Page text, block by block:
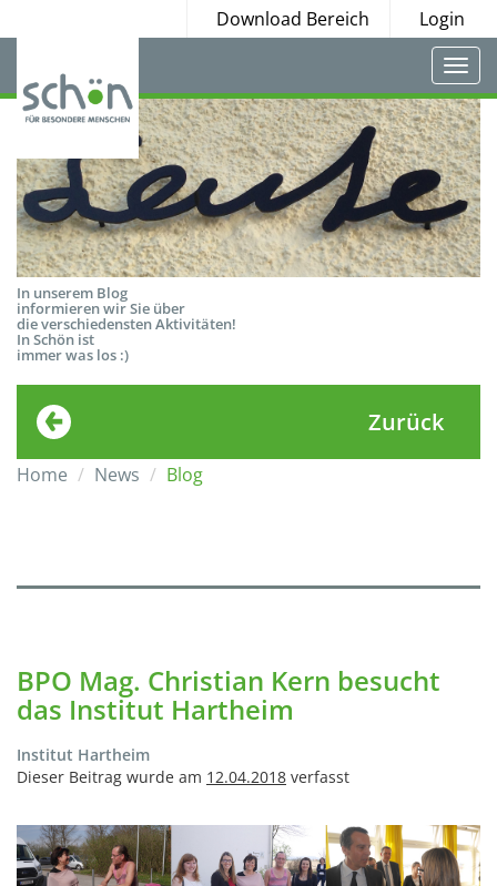
Download Bereich Login
In unserem Blog
informieren wir Sie über
die verschiedensten Aktivitäten!
In Schön ist
immer was los :)
Zurück
Home News Blog
BPO Mag. Christian Kern besucht
das Institut Hartheim
Institut Hartheim
Dieser Beitrag wurde am 12.04.2018 verfasst